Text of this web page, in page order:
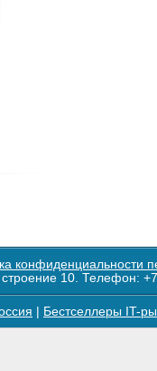
конфиденциальности
строение 10. Телефон:
Бестселлеры IT-